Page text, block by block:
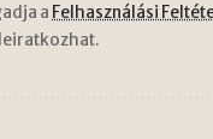
a Felhasználási